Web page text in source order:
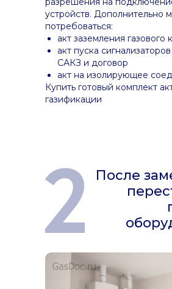
устройств. Дополнительно
потребоваться:
акт заземления газового
акт пуска
САКЗ и договор
акт на изолирующее
Купить готовый комплект
газификации
2
После